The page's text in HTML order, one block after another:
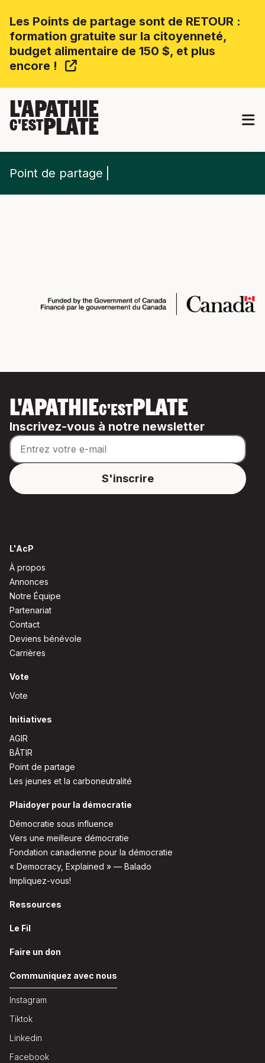
Les Points de partage sont de RETOUR :
formation gratuite sur la citoyenneté,
budget alimentaire de 150 $, et plus
encore !
L'APATHIE
C'ESTPLATE
Point de partage
L'APATHIEC'ESTPLATE
Inscrivez-vous à notre newsletter
L'AcP
À propos
Annonces
Notre Équipe
Partenariat
Contact
Deviens bénévole
Carrières
Vote
Vote
Initiatives
AGIR
BÂTIR
Point de partage
Les jeunes et la carboneutralité
Plaidoyer pour la démocratie
Démocratie sous influence
Vers une meilleure démocratie
Fondation canadienne pour la démocratie
« Democracy, Explained » — Balado
Impliquez-vous!
Ressources
Le Fil
Faire un don
Communiquez avec nous
Instagram
Tiktok
Linkedin
Facebook